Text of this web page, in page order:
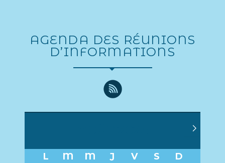
AGENDA DES RÉUNIONS
D’INFORMATIONS
L M M J V S D